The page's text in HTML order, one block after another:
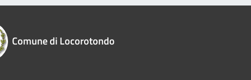
Comune di Locorotondo